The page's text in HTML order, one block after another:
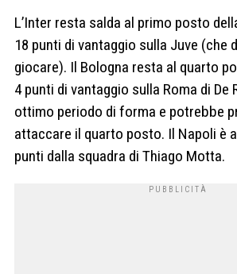
L’Inter resta salda al primo posto
18 punti di vantaggio sulla Juve (che
giocare). Il Bologna resta al quarto
4 punti di vantaggio sulla Roma di De
ottimo periodo di forma e potrebbe
attaccare il quarto posto. Il Napoli è
punti dalla squadra di Thiago Motta.